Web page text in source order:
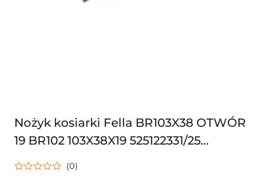
Nożyk kosiarki Fella BR103X38 OTWÓR
19 BR102 103X38X19 525122331/25
103x48x4 mm otwór O 19
(0)